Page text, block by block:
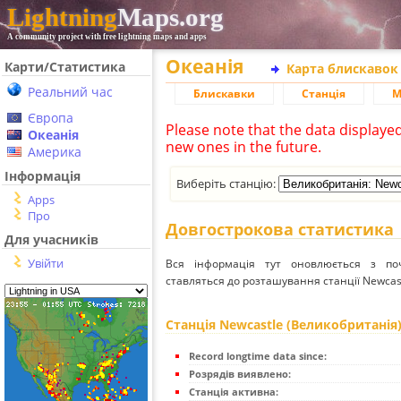
LightningMaps.org
A community project with free lightning maps and apps
Карти/Статистика
Реальний час
Європа
Океанія
Америка
Інформація
Apps
Про
Для учасників
Увійти
Океанія Карта
Блискавки Станція
Please note that the data
new ones in the future.
Виберіть станцію:
Довгострокова статистика
Вся інформація тут оновлюється з
ставляться до розташування станції
Станція Newcastle (Великобританія)
Record longtime data since:
Розрядів виявлено:
Станція активна: